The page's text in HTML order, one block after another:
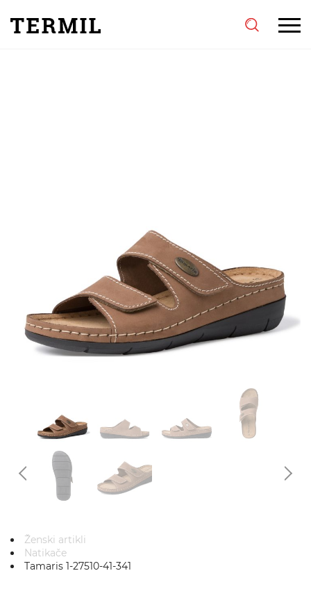
Ženski artikli
Natikače
Tamaris 1-27510-41-341